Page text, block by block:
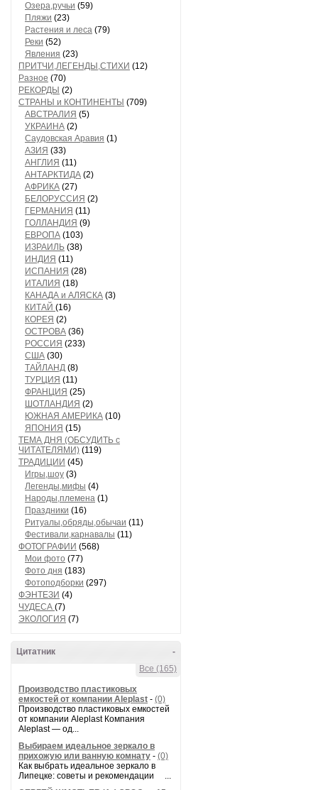
Озера,ручьи (59)
Пляжи (23)
Растения и леса (79)
Реки (52)
Явления (23)
ПРИТЧИ,ЛЕГЕНДЫ,СТИХИ (12)
Разное (70)
РЕКОРДЫ (2)
СТРАНЫ и КОНТИНЕНТЫ (709)
АВСТРАЛИЯ (5)
УКРАИНА (2)
Саудовская Аравия (1)
АЗИЯ (33)
АНГЛИЯ (11)
АНТАРКТИДА (2)
АФРИКА (27)
БЕЛОРУССИЯ (2)
ГЕРМАНИЯ (11)
ГОЛЛАНДИЯ (9)
ЕВРОПА (103)
ИЗРАИЛЬ (38)
ИНДИЯ (11)
ИСПАНИЯ (28)
ИТАЛИЯ (18)
КАНАДА и АЛЯСКА (3)
КИТАЙ (16)
КОРЕЯ (2)
ОСТРОВА (36)
РОССИЯ (233)
США (30)
ТАЙЛАНД (8)
ТУРЦИЯ (11)
ФРАНЦИЯ (25)
ШОТЛАНДИЯ (2)
ЮЖНАЯ АМЕРИКА (10)
ЯПОНИЯ (15)
ТЕМА ДНЯ (ОБСУДИТЬ с
ЧИТАТЕЛЯМИ) (119)
ТРАДИЦИИ (45)
Игры,шоу (3)
Легенды,мифы (4)
Народы,племена (1)
Праздники (16)
Ритуалы,обряды,обычаи (11)
Фестивали,карнавалы (11)
ФОТОГРАФИИ (568)
Мои фото (77)
Фото дня (183)
Фотоподборки (297)
ФЭНТЕЗИ (4)
ЧУДЕСА (7)
ЭКОЛОГИЯ (7)
-
Цитатник
Все (165)
Производство пластиковых
емкостей от компании Aleplast - (0)
Производство пластиковых емкостей
от компании Aleplast Компания
Aleplast — од...
Выбираем идеальное зеркало в
прихожую или ванную комнату - (0)
Как выбрать идеальное зеркало в
Липецке: советы и рекомендации ...